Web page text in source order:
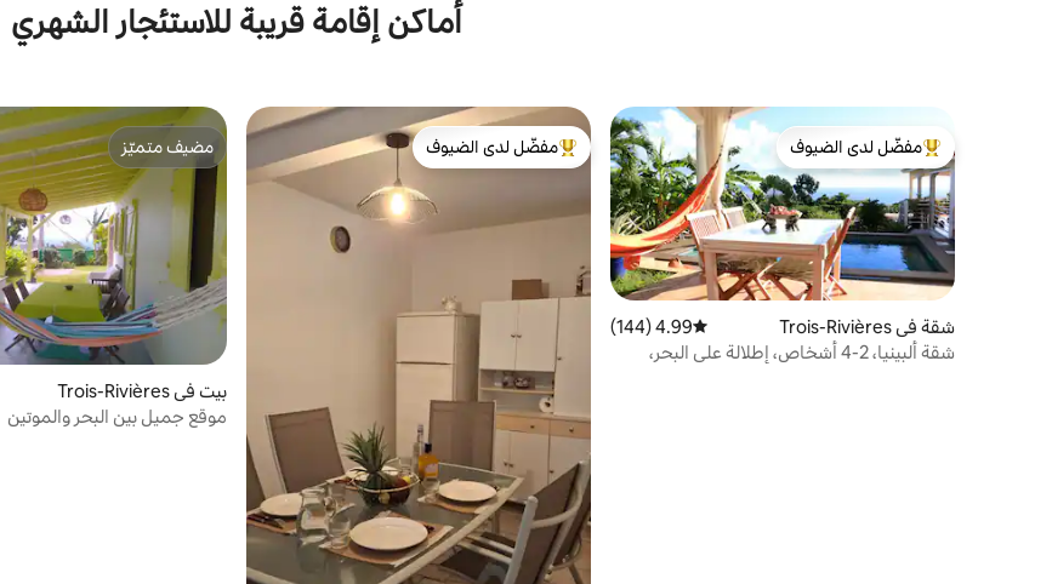
أماكن إقامة قريبة للاستئجار الشهري
من أبرز البيوت المفضّلة لدى الضيوف
مفضّل لدى الضيوف
شقة في Trois-Rivières متوسط التقييم 4.99 من 5، 144 مراجعات
4.99 (144)
شقة ألبينيا، 2-4 أشخاص، إطلالة على البحر،
من أبرز البيوت المفضّلة لدى الضيوف
مفضّل لدى الضيوف
مضيف متميّز
مضيف متميّز
بيت في Trois-Rivières
موقع جميل بين البحر والموتين